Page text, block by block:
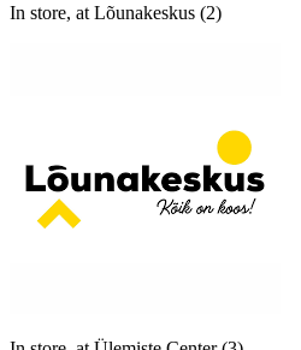
In store, at Lõunakeskus (2)